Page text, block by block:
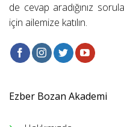
de cevap aradığınız
için ailemize katılın.
Ezber Bozan Akademi